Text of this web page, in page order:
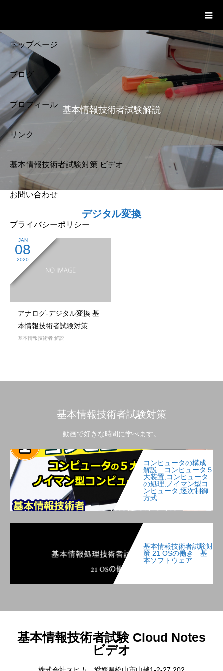
トップページ
ブログ
プロフィール
リンク
基本情報技術者試験対策 ビデオ
お問い合わせ
プライバシーポリシー
基本情報技術者試験解説
デジタル変換
JAN
08
2020
アナログ-デジタル変換 基
本情報技術者試験対策
基本情報技術者 解説
基本情報技術者試験対策
動画で好きな時間に学べます。
コンピュータの構成
解説 コンピュータ５
大装置,コンピュータ
の処理,ノイマン型コ
ンピュータ,逐次制御
方式
基本情報技術者試験対
策 21 OSの働き 基
本ソフトウェア
基本情報技術者試験 Cloud Notes
ビデオ
株式会社スピカ 愛媛県松山市山越1-2-27 202